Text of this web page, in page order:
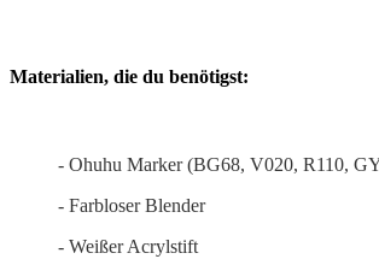
Materialien, die du benötigst:
- Ohuhu Marker (BG68, V020, R110,
- Farbloser Blender
- Weißer Acrylstift